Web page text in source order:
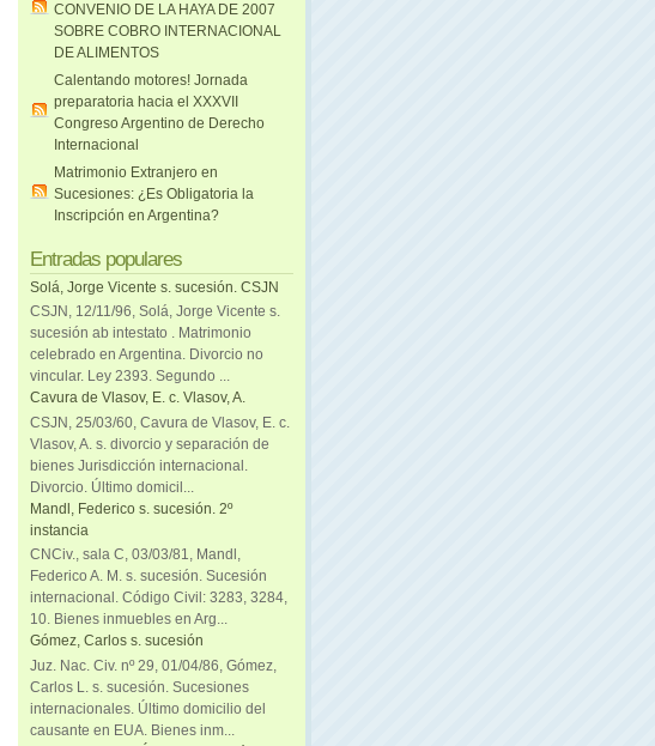
CONVENIO DE LA HAYA DE 2007
SOBRE COBRO INTERNACIONAL
DE ALIMENTOS
Calentando motores! Jornada
preparatoria hacia el XXXVII
Congreso Argentino de Derecho
Internacional
Matrimonio Extranjero en
Sucesiones: ¿Es Obligatoria la
Inscripción en Argentina?
Entradas populares
Solá, Jorge Vicente s. sucesión. CSJN
CSJN, 12/11/96, Solá, Jorge Vicente s.
sucesión ab intestato . Matrimonio
celebrado en Argentina. Divorcio no
vincular. Ley 2393. Segundo ...
Cavura de Vlasov, E. c. Vlasov, A.
CSJN, 25/03/60, Cavura de Vlasov, E. c.
Vlasov, A. s. divorcio y separación de
bienes Jurisdicción internacional.
Divorcio. Último domicil...
Mandl, Federico s. sucesión. 2º
instancia
CNCiv., sala C, 03/03/81, Mandl,
Federico A. M. s. sucesión. Sucesión
internacional. Código Civil: 3283, 3284,
10. Bienes inmuebles en Arg...
Gómez, Carlos s. sucesión
Juz. Nac. Civ. nº 29, 01/04/86, Gómez,
Carlos L. s. sucesión. Sucesiones
internacionales. Último domicilio del
causante en EUA. Bienes inm...